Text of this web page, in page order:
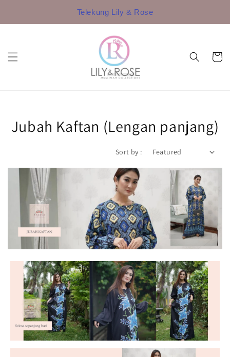
Telekung Lily & Rose
Jubah Kaftan (Lengan panjang)
Sort by :